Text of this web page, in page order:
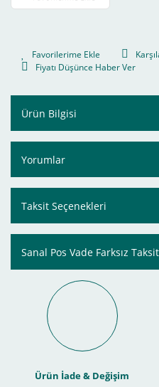
Fiyatı Düşünce Haber Ver
Ürün Bilgisi
Yorumlar
Taksit Seçenekleri
Sanal Pos Vade Farksız
Ürün İade & Değişim